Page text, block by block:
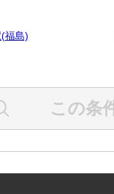
福島)
この条